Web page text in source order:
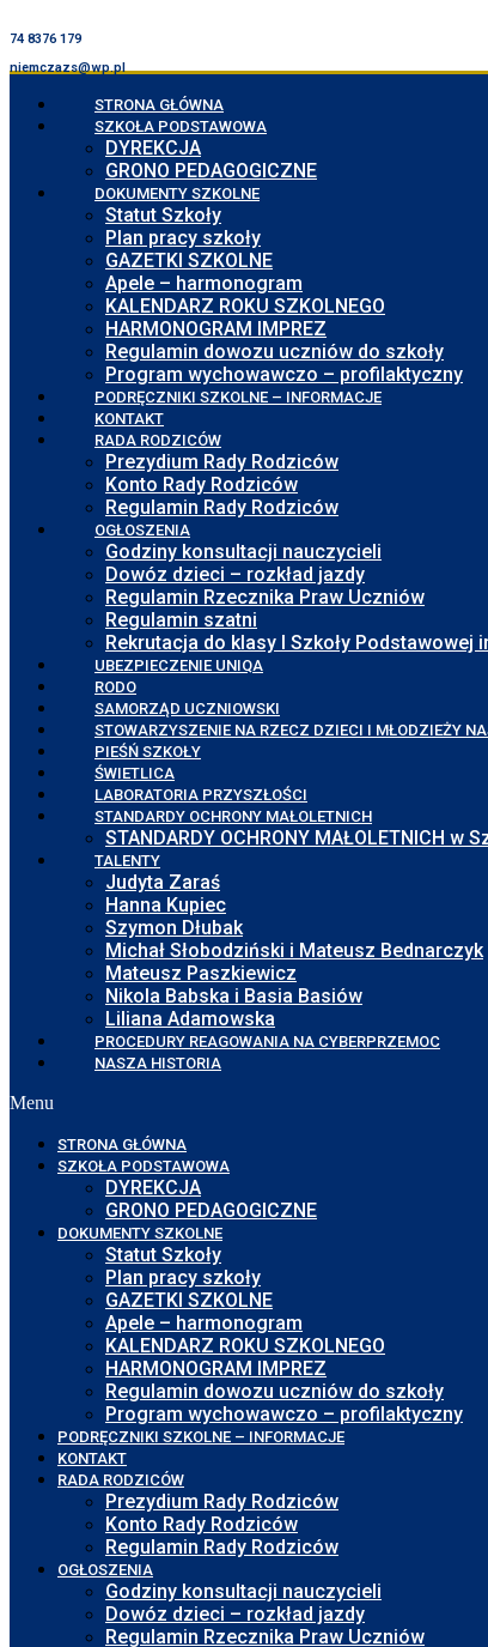
74 8376 179
niemczazs@wp.pl
STRONA GŁÓWNA
SZKOŁA PODSTAWOWA
DYREKCJA
GRONO PEDAGOGICZNE
DOKUMENTY SZKOLNE
Statut Szkoły
Plan pracy szkoły
GAZETKI SZKOLNE
Apele – harmonogram
KALENDARZ ROKU SZKOLNEGO
HARMONOGRAM IMPREZ
Regulamin dowozu uczniów do szkoły
Program wychowawczo – profilaktyczny
PODRĘCZNIKI SZKOLNE – INFORMACJE
KONTAKT
RADA RODZICÓW
Prezydium Rady Rodziców
Konto Rady Rodziców
Regulamin Rady Rodziców
OGŁOSZENIA
Godziny konsultacji nauczycieli
Dowóz dzieci – rozkład jazdy
Regulamin Rzecznika Praw Uczniów
Regulamin szatni
Rekrutacja do klasy I Szkoły Podstawowej
UBEZPIECZENIE UNIQA
RODO
SAMORZĄD UCZNIOWSKI
STOWARZYSZENIE NA RZECZ DZIECI I MŁODZIEŻY
PIEŚŃ SZKOŁY
ŚWIETLICA
LABORATORIA PRZYSZŁOŚCI
STANDARDY OCHRONY MAŁOLETNICH
STANDARDY OCHRONY MAŁOLETNICH
TALENTY
Judyta Zaraś
Hanna Kupiec
Szymon Dłubak
Michał Słobodziński i Mateusz Bednarczyk
Mateusz Paszkiewicz
Nikola Babska i Basia Basiów
Liliana Adamowska
PROCEDURY REAGOWANIA NA CYBERPRZEMOC
NASZA HISTORIA
Menu
STRONA GŁÓWNA
SZKOŁA PODSTAWOWA
DYREKCJA
GRONO PEDAGOGICZNE
DOKUMENTY SZKOLNE
Statut Szkoły
Plan pracy szkoły
GAZETKI SZKOLNE
Apele – harmonogram
KALENDARZ ROKU SZKOLNEGO
HARMONOGRAM IMPREZ
Regulamin dowozu uczniów do szkoły
Program wychowawczo – profilaktyczny
PODRĘCZNIKI SZKOLNE – INFORMACJE
KONTAKT
RADA RODZICÓW
Prezydium Rady Rodziców
Konto Rady Rodziców
Regulamin Rady Rodziców
OGŁOSZENIA
Godziny konsultacji nauczycieli
Dowóz dzieci – rozkład jazdy
Regulamin Rzecznika Praw Uczniów